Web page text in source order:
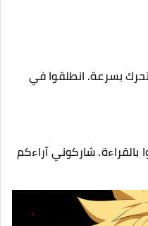
بسرعة. انطلقوا في
شاركوني آراءكم